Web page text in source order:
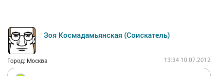
Зоя Космадамьянская (Соискатель)
Город: Москва 13:34 10.07.2012